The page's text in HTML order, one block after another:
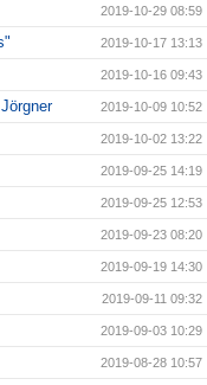
2019-10-29 08:59
2019-10-17 13:13
2019-10-16 09:43
2019-10-09 10:52
2019-10-02 13:22
2019-09-25 14:19
2019-09-25 12:53
2019-09-23 08:20
2019-09-19 14:30
2019-09-11 09:32
2019-09-03 10:29
2019-08-28 10:57